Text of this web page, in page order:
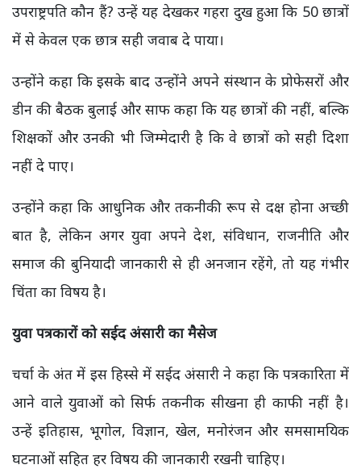
उपराष्ट्रपति कौन हैं? उन्हें यह देखकर गहरा दुख हुआ कि 50 छात्रों
में से केवल एक छात्र सही जवाब दे पाया।
उन्होंने कहा कि इसके बाद उन्होंने अपने संस्थान के प्रोफेसरों और
डीन की बैठक बुलाई और साफ कहा कि यह छात्रों की नहीं, बल्कि
शिक्षकों और उनकी भी जिम्मेदारी है कि वे छात्रों को सही दिशा
नहीं दे पाए।
उन्होंने कहा कि आधुनिक और तकनीकी रूप से दक्ष होना अच्छी
बात है, लेकिन अगर युवा अपने देश, संविधान, राजनीति और
समाज की बुनियादी जानकारी से ही अनजान रहेंगे, तो यह गंभीर
चिंता का विषय है।
युवा पत्रकारों को सईद अंसारी का मैसेज
चर्चा के अंत में इस हिस्से में सईद अंसारी ने कहा कि पत्रकारिता में
आने वाले युवाओं को सिर्फ तकनीक सीखना ही काफी नहीं है।
उन्हें इतिहास, भूगोल, विज्ञान, खेल, मनोरंजन और समसामयिक
घटनाओं सहित हर विषय की जानकारी रखनी चाहिए।